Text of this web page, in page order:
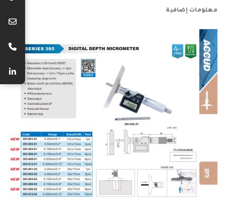
معلومات إضافية